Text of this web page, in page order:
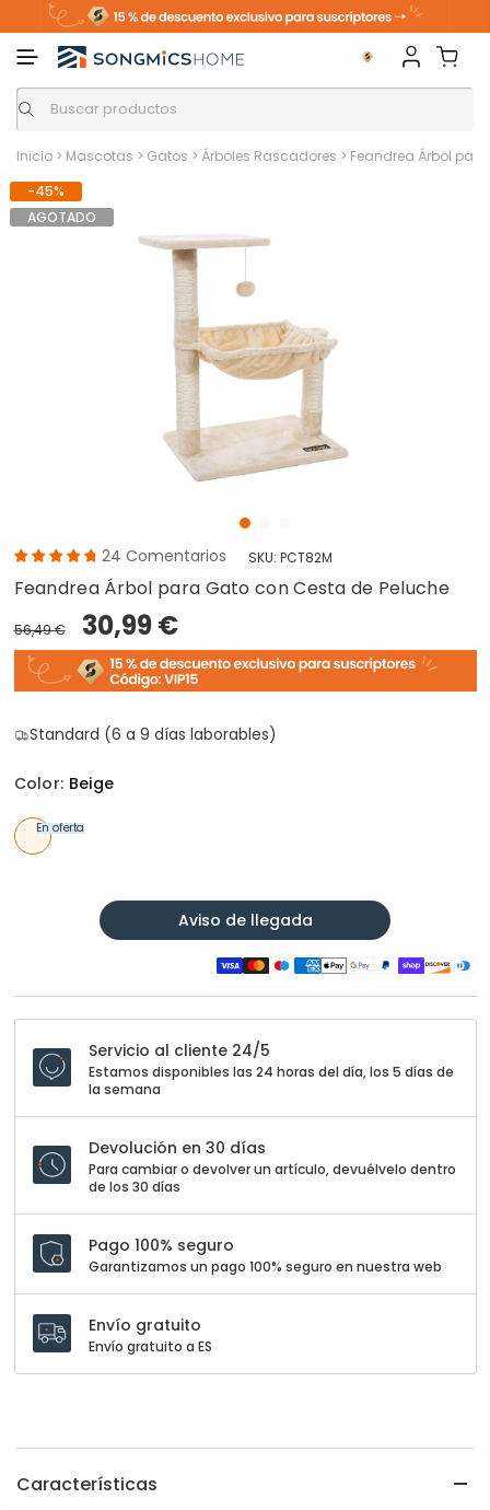
Inicio > Mascotas > Gatos > Árboles Rascadores > Feandrea Árbol
-45%
AGOTADO
24 Comentarios SKU: PCT82M
Feandrea Árbol para Gato con Cesta de Peluche
56,49 € 30,99 €
Standard (6 a 9 días laborables)
Color: Beige
En oferta
Aviso de llegada
Servicio al cliente 24/5
Estamos disponibles las 24 horas del día, los 5 días de
la semana
Devolución en 30 días
Para cambiar o devolver un artículo, devuélvelo dentro
de los 30 días
Pago 100% seguro
Garantizamos un pago 100% seguro en nuestra web
Envío gratuito
Envío gratuito a ES
Características